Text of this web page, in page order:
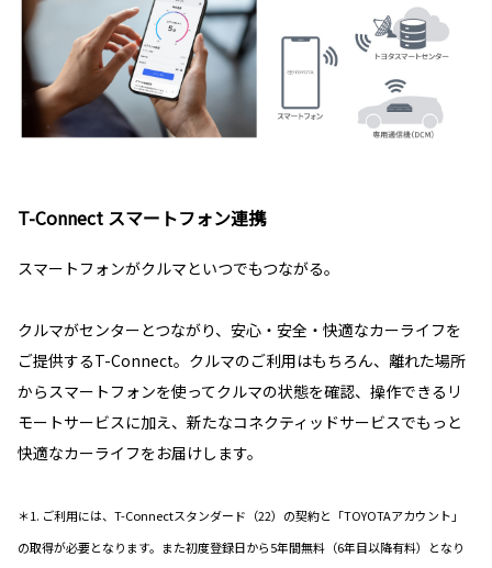
T-Connect スマートフォン連携
スマートフォンがクルマといつでもつながる。
クルマがセンターとつながり、安心・安全・快適なカーライフを
ご提供するT-Connect。クルマのご利用はもちろん、離れた場所
からスマートフォンを使ってクルマの状態を確認、操作できるリ
モートサービスに加え、新たなコネクティッドサービスでもっと
快適なカーライフをお届けします。
＊1. ご利用には、T-Connectスタンダード（22）の契約と「TOYOTAアカウント」
の取得が必要となります。また初度登録日から5年間無料（6年目以降有料）となり